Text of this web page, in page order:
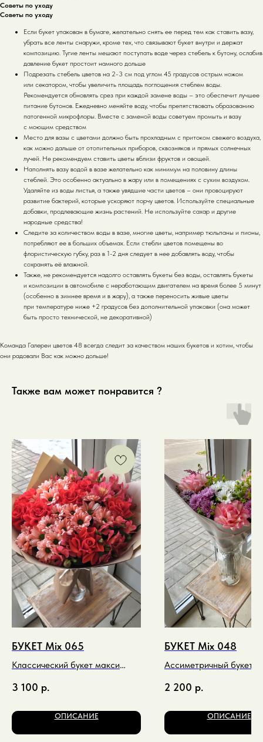
Советы по уходу
Советы по уходу
Если букет упакован в бумаге, желательно снять ее перед тем как ставить вазу,
убрать все ленты снаружи, кроме тех, что связывают букет внутри и держат
композицию. Тугие ленты мешают поступать воде через стебель к бутону, ослабив
давление букет простоит намного дольше
Подрезать стебель цветов на 2-3 см под углом 45 градусов острым ножом
или секатором, чтобы увеличить площадь поглощения стеблем воды.
Рекомендуется обновлять срез при каждой замене воды – это обеспечит лучшее
питание бутонов. Ежедневно меняйте воду, чтобы препятствовать образованию
патогенной микрофлоры. Вместе с заменой воды советуем промыть и вазу
с моющим средством
Место для вазы с цветами должно быть прохладным с притоком свежего воздуха,
как можно дальше от отопительных приборов, сквозняков и прямых солнечных
лучей. Не рекомендуем ставить цветы вблизи фруктов и овощей.
Наполнять вазу водой в вазе желательно как минимум на половину длины
стеблей. Это особенно актуально в жару или в помещениях с сухим воздухом.
Удаляйте из воды листья, а также увядшие части цветов – они провоцируют
развитие бактерий, которые ускоряют порчу цветов. Используйте специальные
добавки, продлевающие жизнь растений. Не используйте сахар и другие
народные средства!
Следите за количеством воды в вазе, многие цветы, например тюльпаны и пионы,
потребляют ее в больших объемах. Если стебли цветов помещены во
флористическую губку, раз в 1-2 дня следует в нее добавлять воду, чтобы
сохранять её влажной.
Также, не рекомендуется надолго оставлять букеты без воды, оставлять букеты
и композиции в автомобиле с неработающим двигателем на время более 5 минут
(особенно в зимнее время и в жару), а также переносить живые цветы
при температуре ниже +2 градусов без дополнительной упаковки (она может
быть просто технической, не декоративной)
Команда Галереи цветов 48 всегда следит за качеством наших букетов и хотим, чтобы
они радовали Вас как можно дольше!
Также вам может понравится ?
БУКЕТ Mix 065
Классический букет макси
терракотовых тонах
3 100 р.
ОПИСАНИЕ
БУКЕТ Mix 048
Ассиметричный букет
2 200 р.
ОПИСАНИЕ